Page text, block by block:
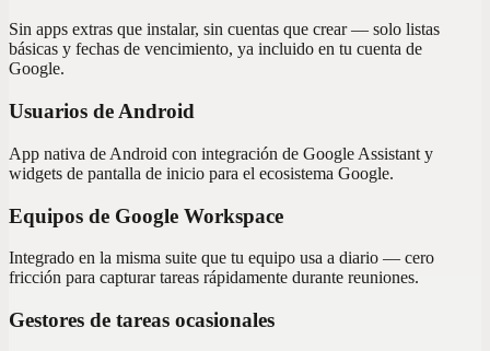
Sin apps extras que instalar, sin cuentas que crear — solo listas
básicas y fechas de vencimiento, ya incluido en tu cuenta de
Google.
Usuarios de Android
App nativa de Android con integración de Google Assistant y
widgets de pantalla de inicio para el ecosistema Google.
Equipos de Google Workspace
Integrado en la misma suite que tu equipo usa a diario — cero
fricción para capturar tareas rápidamente durante reuniones.
Gestores de tareas ocasionales